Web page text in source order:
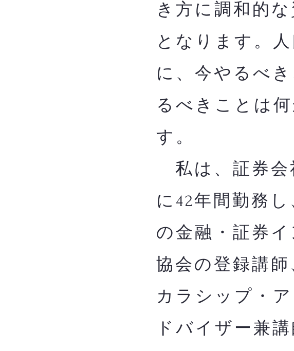
き方に調和的
となります。
に、今やるべ
るべきことは
す。
私は、証券会
に42年間勤務
の金融・証券
協会の登録講
カラシップ・
ドバイザー兼